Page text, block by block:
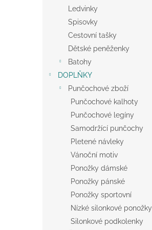
Ledvinky
Spisovky
Cestovní tašky
Dětské peněženky
Batohy
DOPLŇKY
Punčochové zboží
Punčochové kalhoty
Punčochové legíny
Samodržící punčochy
Pletené návleky
Vánoční motiv
Ponožky dámské
Ponožky pánské
Ponožky sportovní
Nízké silonkové ponožky
Silonkové podkolenky